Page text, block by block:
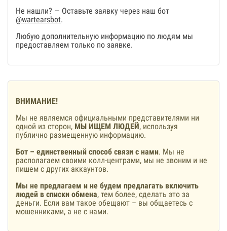
Не нашли? — Оставьте заявку через наш бот
@wartearsbot.
Любую дополнительную информацию по людям мы
предоставляем только по заявке.
ВНИМАНИЕ!
Мы не являемся официальными представителями ни
одной из сторон, МЫ ИЩЕМ ЛЮДЕЙ, используя
публично размещенную информацию.
Бот – единственный способ связи с нами. Мы не
располагаем своими колл-центрами, мы не звоним и не
пишем с других аккаунтов.
Мы не предлагаем и не будем предлагать включить
людей в списки обмена, тем более, сделать это за
деньги. Если вам такое обещают – вы общаетесь с
мошенниками, а не с нами.